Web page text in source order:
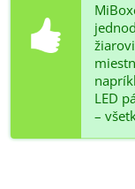
LED
–